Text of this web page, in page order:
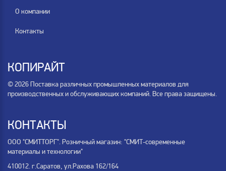
О компании
Контакты
КОПИРАЙТ
© 2026 Поставка различных промышленных материалов для
производственных и обслуживающих компаний. Все права защищены.
КОНТАКТЫ
ООО "СМИТТОРГ". Розничный магазин: "СМИТ-современные
материалы и технологии"
410012. г.Саратов, ул.Рахова 162/164